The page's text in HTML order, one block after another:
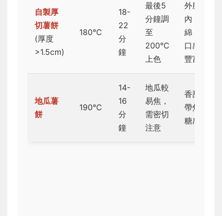
自製厚
切薯餅
(厚度
>1.5cm)
180°C
18-
22
分
鐘
最後5
分鐘調
至
200°C
上色
外脆
內
綿，
口感
豐富
地瓜薯
餅
190°C
14-
16
分
鐘
地瓜較
易焦，
需密切
注意
香甜
帶焦
糖感